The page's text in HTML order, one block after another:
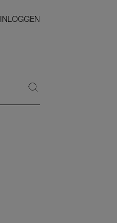
INLOGGEN